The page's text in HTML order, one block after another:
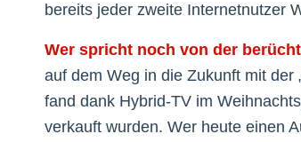
bereits jeder zweite Internetnutzer
Wer spricht noch von der
auf dem Weg in die Zukunft mit der
fand dank Hybrid-TV im
verkauft wurden. Wer heute einen